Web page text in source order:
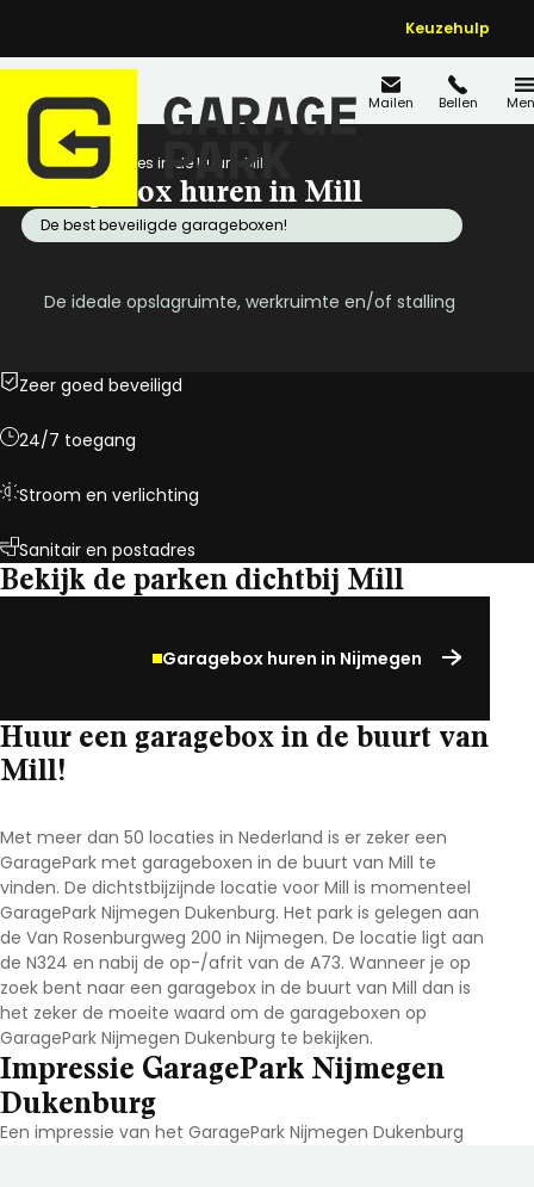
Keuzehulp
Mailen Bellen
Home Locaties in de buurt Mill
Garagebox huren in Mill
De best beveiligde garageboxen!
De ideale opslagruimte, werkruimte en/of stalling
Zeer goed beveiligd
24/7 toegang
Stroom en verlichting
Sanitair en postadres
Bekijk de parken dichtbij Mill
Garagebox huren in Nijmegen
Huur een garagebox in de buurt van
Mill!
Met meer dan 50 locaties in Nederland is er zeker een
GaragePark met garageboxen in de buurt van Mill te
vinden. De dichtstbijzijnde locatie voor Mill is momenteel
GaragePark Nijmegen Dukenburg. Het park is gelegen aan
de Van Rosenburgweg 200 in Nijmegen. De locatie ligt aan
de N324 en nabij de op-/afrit van de A73. Wanneer je op
zoek bent naar een garagebox in de buurt van Mill dan is
het zeker de moeite waard om de garageboxen op
GaragePark Nijmegen Dukenburg te bekijken.
Impressie GaragePark Nijmegen
Dukenburg
Een impressie van het GaragePark Nijmegen Dukenburg